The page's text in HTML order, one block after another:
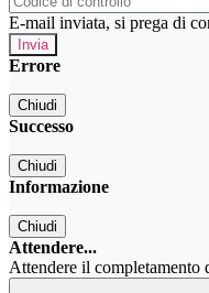
E-mail inviata, si prega di
Errore
Chiudi
Successo
Chiudi
Informazione
Chiudi
Attendere...
Attendere il completamento